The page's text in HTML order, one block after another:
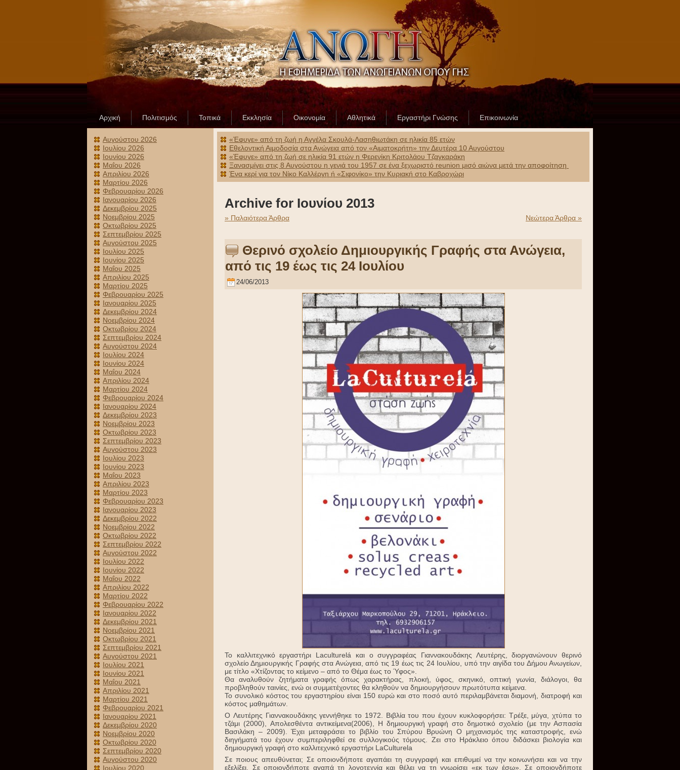
Αρχική Πολιτισμός Τοπικά Εκκλησία Οικονομία Αθλητικά Εργαστήρι Γνώσης Επικοινωνία
Αυγούστου 2026
Ιουλίου 2026
Ιουνίου 2026
Μαΐου 2026
Απριλίου 2026
Μαρτίου 2026
Φεβρουαρίου 2026
Ιανουαρίου 2026
Δεκεμβρίου 2025
Νοεμβρίου 2025
Οκτωβρίου 2025
Σεπτεμβρίου 2025
Αυγούστου 2025
Ιουλίου 2025
Ιουνίου 2025
Μαΐου 2025
Απριλίου 2025
Μαρτίου 2025
Φεβρουαρίου 2025
Ιανουαρίου 2025
Δεκεμβρίου 2024
Νοεμβρίου 2024
Οκτωβρίου 2024
Σεπτεμβρίου 2024
Αυγούστου 2024
Ιουλίου 2024
Ιουνίου 2024
Μαΐου 2024
Απριλίου 2024
Μαρτίου 2024
Φεβρουαρίου 2024
Ιανουαρίου 2024
Δεκεμβρίου 2023
Νοεμβρίου 2023
Οκτωβρίου 2023
Σεπτεμβρίου 2023
Αυγούστου 2023
Ιουλίου 2023
Ιουνίου 2023
Μαΐου 2023
Απριλίου 2023
Μαρτίου 2023
Φεβρουαρίου 2023
Ιανουαρίου 2023
Δεκεμβρίου 2022
Νοεμβρίου 2022
Οκτωβρίου 2022
Σεπτεμβρίου 2022
Αυγούστου 2022
Ιουλίου 2022
Ιουνίου 2022
Μαΐου 2022
Απριλίου 2022
Μαρτίου 2022
Φεβρουαρίου 2022
Ιανουαρίου 2022
Δεκεμβρίου 2021
Νοεμβρίου 2021
Οκτωβρίου 2021
Σεπτεμβρίου 2021
Αυγούστου 2021
Ιουλίου 2021
Ιουνίου 2021
Μαΐου 2021
Απριλίου 2021
Μαρτίου 2021
Φεβρουαρίου 2021
Ιανουαρίου 2021
Δεκεμβρίου 2020
Νοεμβρίου 2020
Οκτωβρίου 2020
Σεπτεμβρίου 2020
Αυγούστου 2020
Ιουλίου 2020
«Έφυγε» από τη ζωή η Αγγέλα Σκουλά-Λασηθιωτάκη σε ηλικία 85 ετών
Εθελοντική Αιμοδοσία στα Ανώγεια από τον «Αιματοκρήτη» την Δευτέρα 10 Αυγούστου
«Έφυγε» από τη ζωή σε ηλικία 91 ετών η Φερενίκη Κριτολάου Τζαγκαράκη
Ξανασμίγει στις 8 Αυγούστου η γενιά του 1957 σε ένα ξεχωριστό reunion μισό αιώνα μετά την αποφοίτηση
Ένα κερί για τον Νίκο Καλλέργη ή «Σιφονίκο» την Κυριακή στο Καβροχώρι
Archive for Ιουνίου 2013
» Παλαιότερα Άρθρα Νεώτερα Άρθρα »
Θερινό σχολείο Δημιουργικής Γραφής στα Ανώγεια,
από τις 19 έως τις 24 Ιουλίου
24/06/2013
Το καλλιτεχνικό εργαστήρι Laculturelá και ο συγγραφέας Γιαννακουδάκης Λευτέρης, διοργανώνουν θερινό
σχολείο Δημιουργικής Γραφής στα Ανώγεια, από τις 19 έως τις 24 Ιουλίου, υπό την αιγίδα του Δήμου Ανωγείων,
με τίτλο «Χτίζοντας το κείμενο – από το Θέμα έως το Ύφος».
Θα αναλυθούν ζητήματα γραφής όπως χαρακτήρας, πλοκή, ύφος, σκηνικό, οπτική γωνία, διάλογοι, θα
προβληθούν ταινίες, ενώ οι συμμετέχοντες θα κληθούν να δημιουργήσουν πρωτότυπα κείμενα.
Το συνολικό κόστος του εργαστηρίου είναι 150 ευρώ και στο ποσό αυτό περιλαμβάνεται διαμονή, διατροφή και
κόστος μαθημάτων.
Ο Λευτέρης Γιαννακουδάκης γεννήθηκε το 1972. Βιβλία του που έχουν κυκλοφορήσει: Τρέξε, μύγα, χτύπα το
τζάμι (2000), Απολεσθέντα αντικείμενα(2006), Η δημιουργική γραφή στο δημοτικό σχολείο (με την Ασπασία
Βασιλάκη – 2009). Έχει μεταφράσει το βιβλίο του Σπύρου Βρυώνη Ο μηχανισμός της καταστροφής, ενώ
διηγήματά του έχουν συμπεριληφθεί σε συλλογικούς τόμους. Ζει στο Ηράκλειο όπου διδάσκει βιολογία και
δημιουργική γραφή στο καλλιτεχνικό εργαστήρι LaCulturela
Σε ποιους απευθύνεται; Σε οποιονδήποτε αγαπάει τη συγγραφή και επιθυμεί να την κοινωνήσει και να την
εξελίξει. Σε οποιονδήποτε αγαπά τη λογοτεχνία και θέλει να τη γνωρίσει «εκ των έσω». Σε οποιονδήποτε